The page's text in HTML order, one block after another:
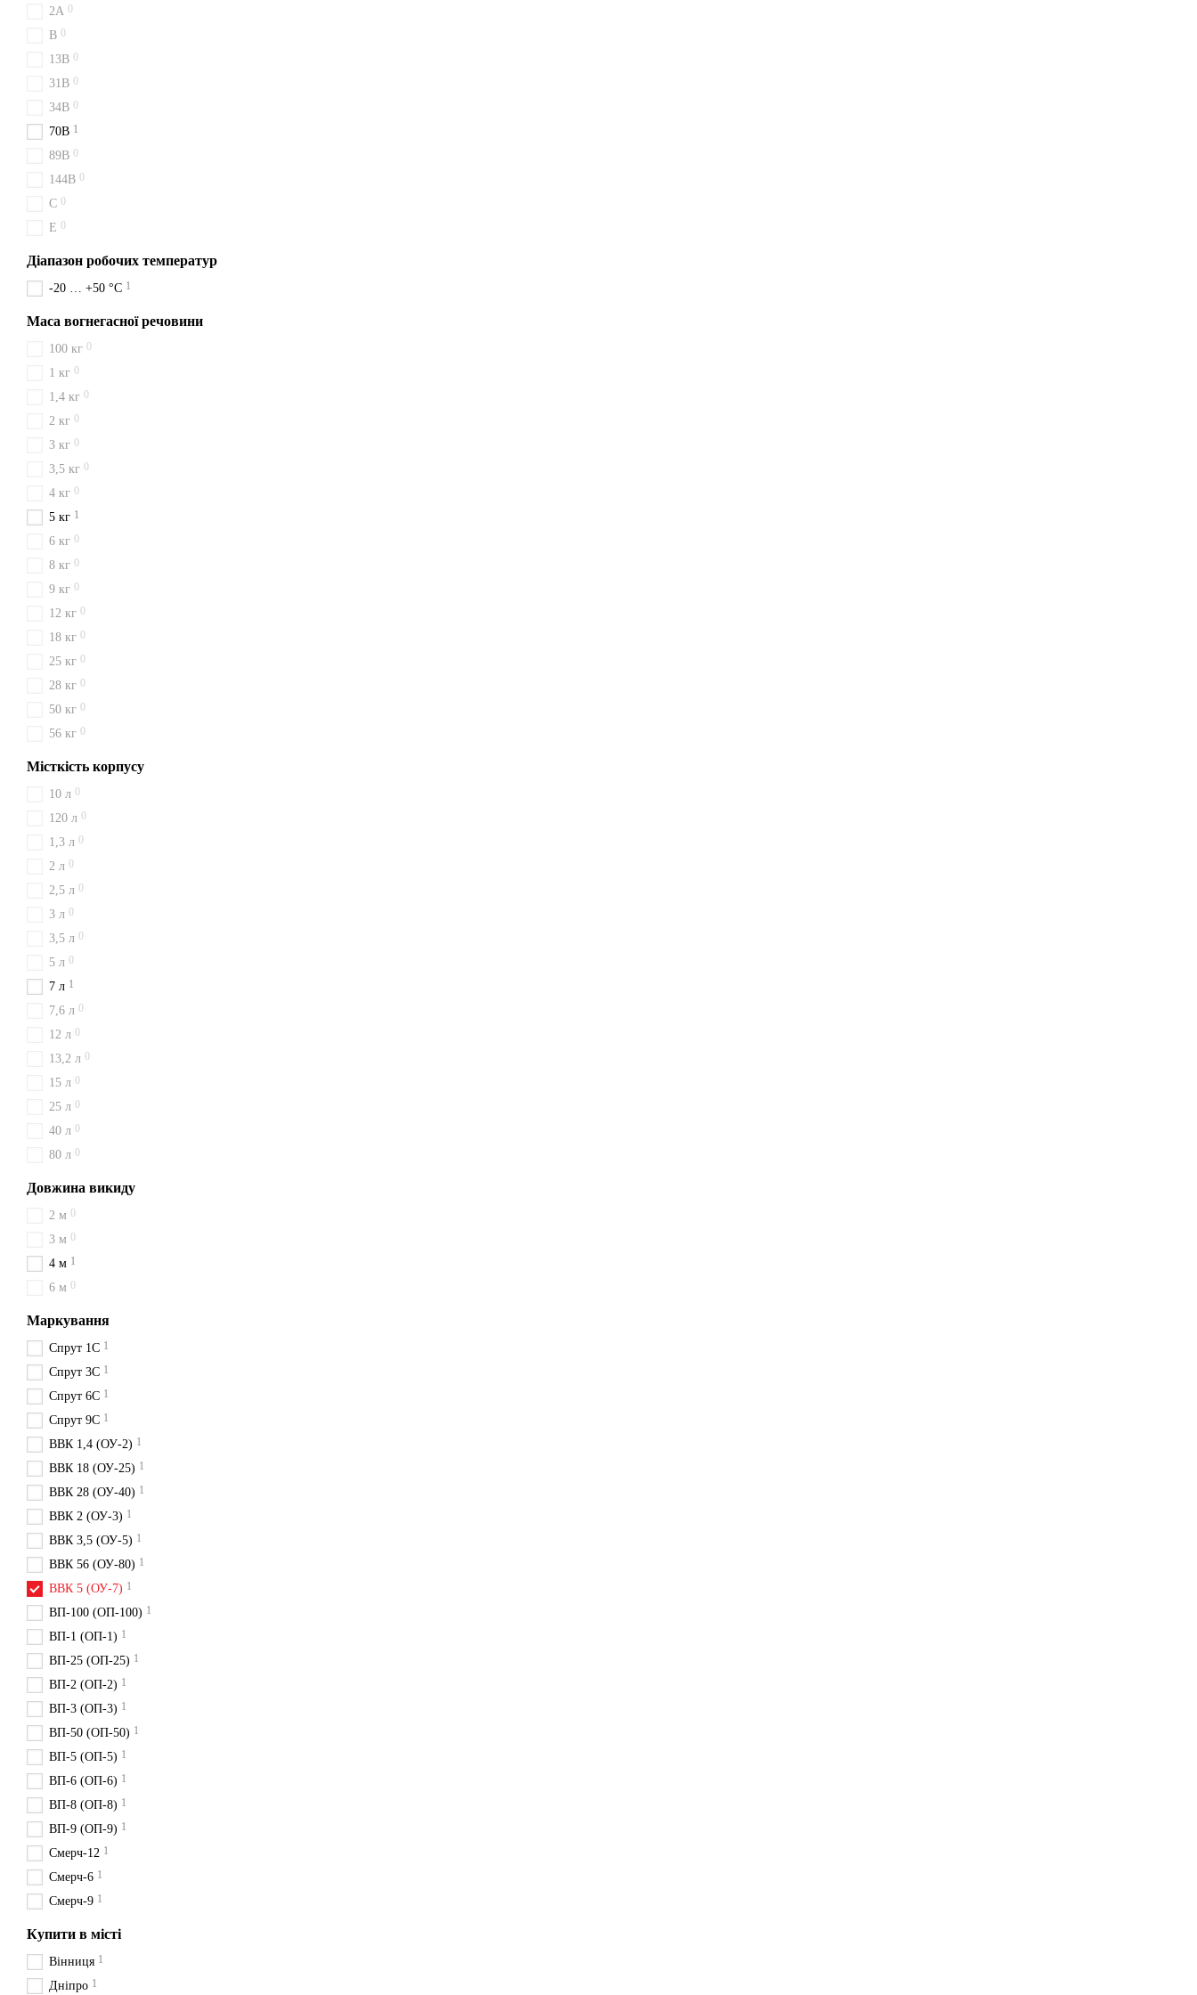
2A 0
B 0
13B 0
31B 0
34B 0
70B 1
89B 0
144B 0
C 0
E 0
Діапазон робочих температур
-20 … +50 °C 1
Маса вогнегасної речовини
100 кг 0
1 кг 0
1,4 кг 0
2 кг 0
3 кг 0
3,5 кг 0
4 кг 0
5 кг 1
6 кг 0
8 кг 0
9 кг 0
12 кг 0
18 кг 0
25 кг 0
28 кг 0
50 кг 0
56 кг 0
Місткість корпусу
10 л 0
120 л 0
1,3 л 0
2 л 0
2,5 л 0
3 л 0
3,5 л 0
5 л 0
7 л 1
7,6 л 0
12 л 0
13,2 л 0
15 л 0
25 л 0
40 л 0
80 л 0
Довжина викиду
2 м 0
3 м 0
4 м 1
6 м 0
Маркування
Спрут 1С 1
Спрут 3С 1
Спрут 6С 1
Спрут 9С 1
ВВК 1,4 (ОУ-2) 1
ВВК 18 (ОУ-25) 1
ВВК 28 (ОУ-40) 1
ВВК 2 (ОУ-3) 1
ВВК 3,5 (ОУ-5) 1
ВВК 56 (ОУ-80) 1
ВВК 5 (ОУ-7) 1
ВП-100 (ОП-100) 1
ВП-1 (ОП-1) 1
ВП-25 (ОП-25) 1
ВП-2 (ОП-2) 1
ВП-3 (ОП-3) 1
ВП-50 (ОП-50) 1
ВП-5 (ОП-5) 1
ВП-6 (ОП-6) 1
ВП-8 (ОП-8) 1
ВП-9 (ОП-9) 1
Смерч-12 1
Смерч-6 1
Смерч-9 1
Купити в місті
Вінниця 1
Дніпро 1